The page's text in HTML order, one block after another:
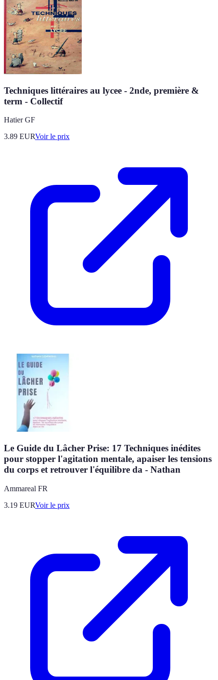
Techniques littéraires au lycee - 2nde, première &
term - Collectif
Hatier GF
3.89 EURVoir le prix
Le Guide du Lâcher Prise: 17 Techniques inédites
pour stopper l'agitation mentale, apaiser les tensions
du corps et retrouver l'équilibre da - Nathan
Ammareal FR
3.19 EURVoir le prix